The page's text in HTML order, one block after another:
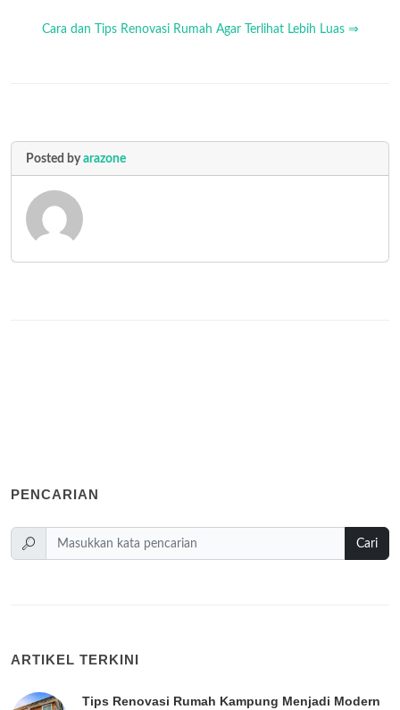
Cara dan Tips Renovasi Rumah Agar Terlihat Lebih Luas ⇒
Posted byarazone
PENCARIAN
Cari
ARTIKEL TERKINI
Tips Renovasi Rumah Kampung Menjadi Modern